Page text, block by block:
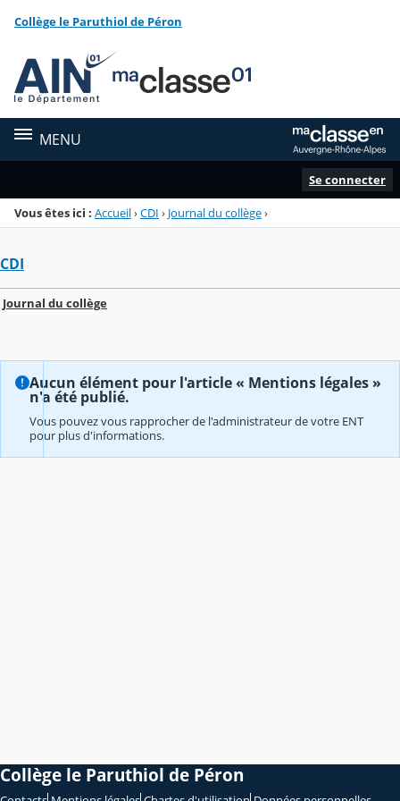
Menu de la rubrique
Contenu
Collège le Paruthiol de Péron
MENU
Se connecter
Vous êtes ici : Accueil›CDI › Journal du collège›
CDI
Journal du collège
Aucun élément pour l'article « Mentions légales »
n'a été publié.
Vous pouvez vous rapprocher de l'administrateur de votre ENT
pour plus d'informations.
Collège le Paruthiol de Péron